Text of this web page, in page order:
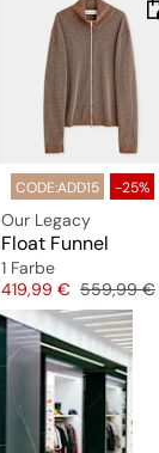
CODE:ADD15 -25%
Our Legacy
Float Funnel
1 Farbe
Preis
419,99 € 559,99 €